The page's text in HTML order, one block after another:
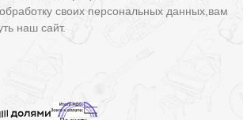
своих персональных данных,вам
наш сайт.